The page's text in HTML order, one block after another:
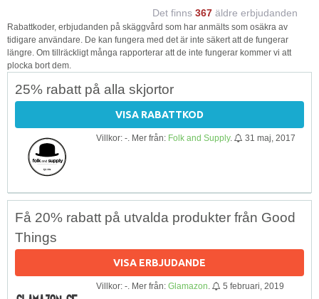
Det finns 367 äldre erbjudanden
Rabattkoder, erbjudanden på skäggvård som har anmälts som osäkra av
tidigare användare. De kan fungera med det är inte säkert att de fungerar
längre. Om tillräckligt många rapporterar att de inte fungerar kommer vi att
plocka bort dem.
25% rabatt på alla skjortor
VISA RABATTKOD
Villkor: -. Mer från: Folk and Supply. 31 maj, 2017
Få 20% rabatt på utvalda produkter från Good
Things
VISA ERBJUDANDE
Villkor: -. Mer från: Glamazon 5 februari, 2019